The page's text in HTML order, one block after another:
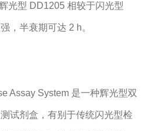
光型 DD1205 相较于闪光型
，半衰期可达 2 h。
Assay System 是一种辉光型双
试剂盒，有别于传统闪光型检